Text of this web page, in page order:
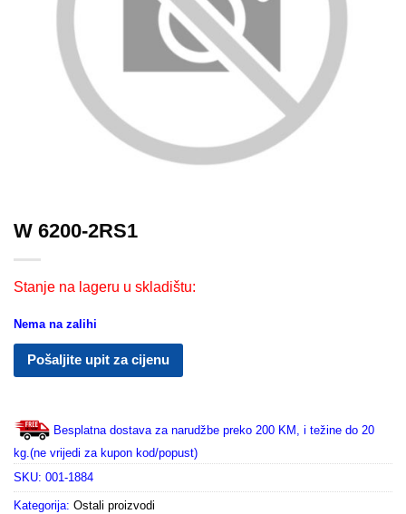
W 6200-2RS1
Stanje na lageru u skladištu:
Nema na zalihi
Pošaljite upit za cijenu
Besplatna dostava za narudžbe preko 200 KM, i težine do 20
kg.(ne vrijedi za kupon kod/popust)
SKU: 001-1884
Kategorija: Ostali proizvodi